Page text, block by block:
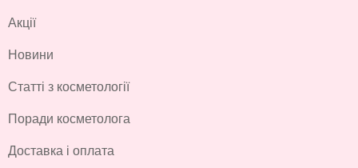
Акції
Новини
Статті з косметології
Поради косметолога
Доставка і оплата